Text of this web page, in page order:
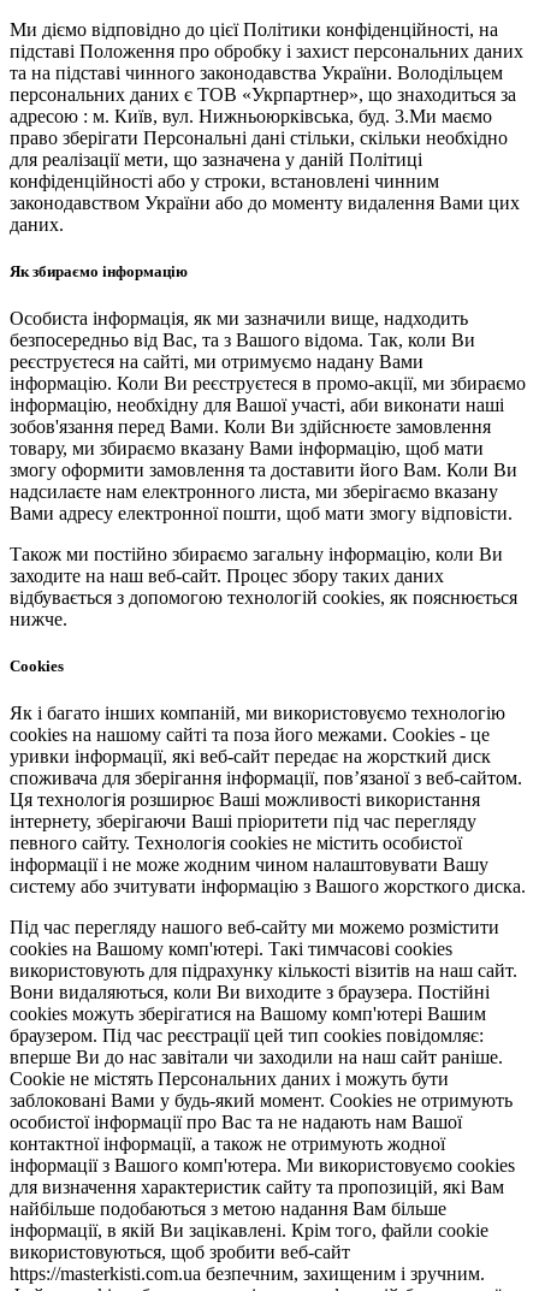
Ми діємо відповідно до цієї Політики конфіденційності, на
підставі Положення про обробку і захист персональних даних
та на підставі чинного законодавства України. Володільцем
персональних даних є ТОВ «Укрпартнер», що знаходиться за
адресою : м. Київ, вул. Нижньоюркiвська, буд. 3.Ми маємо
право зберігати Персональні дані стільки, скільки необхідно
для реалізації мети, що зазначена у даній Політиці
конфіденційності або у строки, встановлені чинним
законодавством України або до моменту видалення Вами цих
даних.
Як збираємо інформацію
Особиста інформація, як ми зазначили вище, надходить
безпосередньо від Вас, та з Вашого відома. Так, коли Ви
реєструєтеся на сайті, ми отримуємо надану Вами
інформацію. Коли Ви реєструєтеся в промо-акції, ми збираємо
інформацію, необхідну для Вашої участі, аби виконати наші
зобов'язання перед Вами. Коли Ви здійснюєте замовлення
товару, ми збираємо вказану Вами інформацію, щоб мати
змогу оформити замовлення та доставити його Вам. Коли Ви
надсилаєте нам електронного листа, ми зберігаємо вказану
Вами адресу електронної пошти, щоб мати змогу відповісти.
Також ми постійно збираємо загальну інформацію, коли Ви
заходите на наш веб-сайт. Процес збору таких даних
відбувається з допомогою технологій cookies, як пояснюється
нижче.
Cookies
Як і багато інших компаній, ми використовуємо технологію
cookies на нашому сайті та поза його межами. Cookies - це
уривки інформації, які веб-сайт передає на жорсткий диск
споживача для зберігання інформації, пов’язаної з веб-сайтом.
Ця технологія розширює Ваші можливості використання
інтернету, зберігаючи Ваші пріоритети під час перегляду
певного сайту. Технологія cookies не містить особистої
інформації і не може жодним чином налаштовувати Вашу
систему або зчитувати інформацію з Вашого жорсткого диска.
Під час перегляду нашого веб-сайту ми можемо розмістити
cookies на Вашому комп'ютері. Такі тимчасові cookies
використовують для підрахунку кількості візитів на наш сайт.
Вони видаляються, коли Ви виходите з браузера. Постійні
cookies можуть зберігатися на Вашому комп'ютері Вашим
браузером. Під час реєстрації цей тип cookies повідомляє:
вперше Ви до нас завітали чи заходили на наш сайт раніше.
Cookie не містять Персональних даних і можуть бути
заблоковані Вами у будь-який момент. Сookies не отримують
особистої інформації про Вас та не надають нам Вашої
контактної інформації, а також не отримують жодної
інформації з Вашого комп'ютера. Ми використовуємо cookies
для визначення характеристик сайту та пропозицій, які Вам
найбільше подобаються з метою надання Вам більше
інформації, в якій Ви зацікавлені. Крім того, файли cookie
використовуються, щоб зробити веб-сайт
https://masterkisti.com.ua безпечним, захищеним і зручним.